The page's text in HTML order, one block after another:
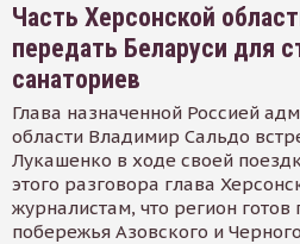
Часть Херсонской
передать Беларуси для
санаториев
Глава назначенной Россией
области Владимир Сальдо
Лукашенко в ходе своей
этого разговора глава
журналистам, что регион
побережья Азовского и